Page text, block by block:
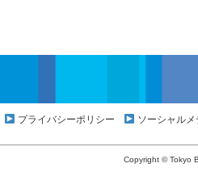
プライバシーポリシー ソーシャル
Copyright © Tokyo